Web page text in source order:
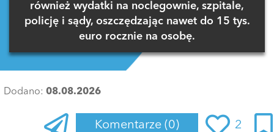
również wydatki na noclegownie, szpitale,
policję i sądy, oszczędzając nawet do 15 tys.
euro rocznie na osobę.
Dodano: 08.08.2026
Komentarze (0) 2